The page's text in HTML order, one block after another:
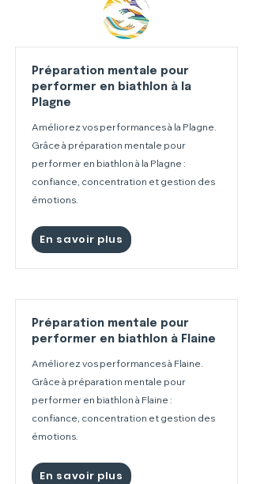
Préparation mentale pour
performer en biathlon à la
Plagne
Améliorez vos performances à la Plagne.
Grâce à préparation mentale pour
performer en biathlon à la Plagne :
confiance, concentration et gestion des
émotions.
En savoir plus
Préparation mentale pour
performer en biathlon à Flaine
Améliorez vos performances à Flaine.
Grâce à préparation mentale pour
performer en biathlon à Flaine :
confiance, concentration et gestion des
émotions.
En savoir plus